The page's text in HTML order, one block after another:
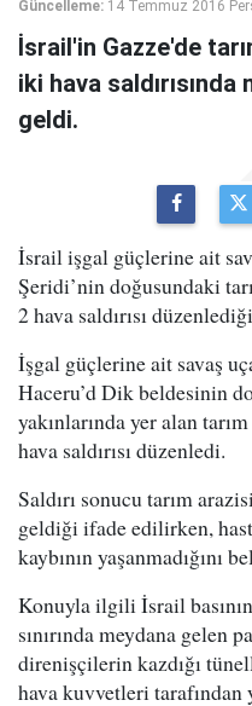
Güncelleme: 14 Temmuz 2016
İsrail'in Gazze'de
iki hava
geldi.
İsrail işgal güçlerine ait
Şeridi’nin doğusundaki
2 hava saldırısı
İşgal güçlerine ait savaş
Haceru’d Dik beldesinin
yakınlarında yer alan
hava saldırısı düzenledi.
Saldırı sonucu tarım
geldiği ifade edilirken,
kaybının yaşanmadığını
Konuyla ilgili İsrail
sınırında meydana gelen
direnişçilerin kazdığı
hava kuvvetleri tarafından